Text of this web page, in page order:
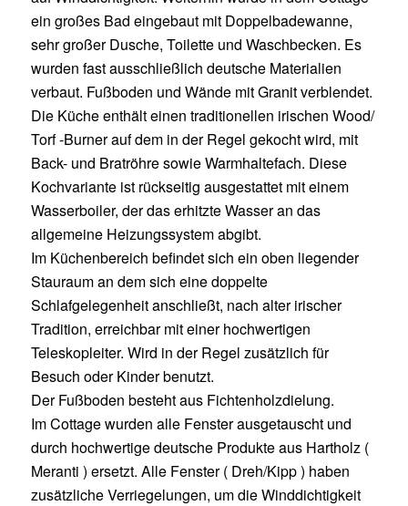
ein großes Bad eingebaut mit Doppelbadewanne,
sehr großer Dusche, Toilette und Waschbecken. Es
wurden fast ausschließlich deutsche Materialien
verbaut. Fußboden und Wände mit Granit verblendet.
Die Küche enthält einen traditionellen irischen Wood/
Torf -Burner auf dem in der Regel gekocht wird, mit
Back- und Bratröhre sowie Warmhaltefach. Diese
Kochvariante ist rückseitig ausgestattet mit einem
Wasserboiler, der das erhitzte Wasser an das
allgemeine Heizungssystem abgibt.
Im Küchenbereich befindet sich ein oben liegender
Stauraum an dem sich eine doppelte
Schlafgelegenheit anschließt, nach alter irischer
Tradition, erreichbar mit einer hochwertigen
Teleskopleiter. Wird in der Regel zusätzlich für
Besuch oder Kinder benutzt.
Der Fußboden besteht aus Fichtenholzdielung.
Im Cottage wurden alle Fenster ausgetauscht und
durch hochwertige deutsche Produkte aus Hartholz (
Meranti ) ersetzt. Alle Fenster ( Dreh/Kipp ) haben
zusätzliche Verriegelungen, um die Winddichtigkeit